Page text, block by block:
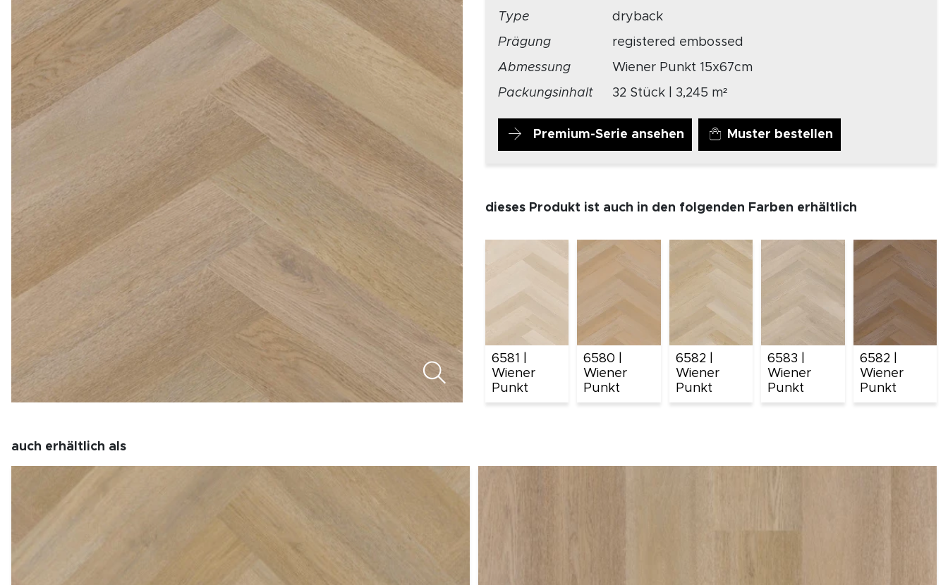
Type
dryback
Prägung
registered embossed
Abmessung
Wiener Punkt 15x67cm
Packungsinhalt
32 Stück | 3,245 m²
Premium-Serie ansehen Muster bestellen
dieses Produkt ist auch in den folgenden Farben erhältlich
6581 |
Wiener
Punkt
6580 |
Wiener
Punkt
6582 |
Wiener
Punkt
6583 |
Wiener
Punkt
6582 |
Wiener
Punkt
auch erhältlich als